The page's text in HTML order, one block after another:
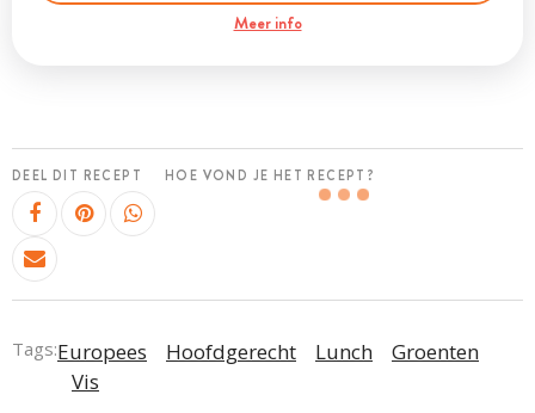
Meer info
DEEL DIT RECEPT HOE VOND JE HET RECEPT?
Tags:Europees Hoofdgerecht Lunch
Groenten
Vis